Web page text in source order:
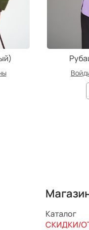
Каталог
СКИДКИ/